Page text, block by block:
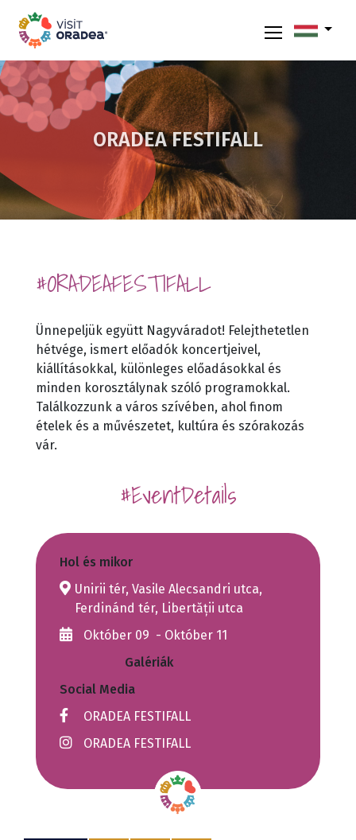
ORADEA FESTIFALL
#ORADEAFESTIFALL
Ünnepeljük együtt Nagyváradot! Felejthetetlen
hétvége, ismert előadók koncertjeivel,
kiállításokkal, különleges előadásokkal és
minden korosztálynak szóló programokkal.
Találkozzunk a város szívében, ahol finom
ételek és a művészetet, kultúra és szórakozás
vár.
#EventDetails
Hol és mikor
Unirii tér, Vasile Alecsandri utca,
Ferdinánd tér, Libertății utca
Október 09 - Október 11
Galériák
Social Media
ORADEA FESTIFALL
ORADEA FESTIFALL